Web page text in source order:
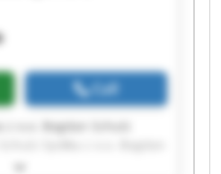
Call
z o.o. Bogdan Schulz
Schulz Spółka z o.o.